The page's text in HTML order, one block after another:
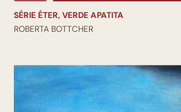
SÉRIE ÉTER, VERDE APATITA
ROBERTA BOTTCHER